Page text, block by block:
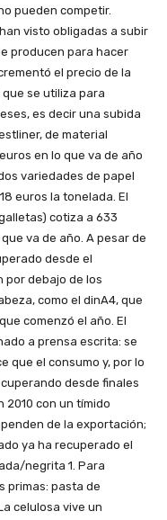
pueden competir.
visto obligadas a subir
producen para hacer
el precio de la
se utiliza para
es decir una subida
de material
en lo que va de año
variedades de papel
euros la tonelada. El
cotiza a 633
va de año. A pesar de
desde el
por debajo de los
como el dinA4, que
comenzó el año. El
a prensa escrita: se
que el consumo y, por lo
desde finales
2010 con un tímido
de la exportación;
ya ha recuperado el
negrita 1. Para
primas: pasta de
celulosa vive un